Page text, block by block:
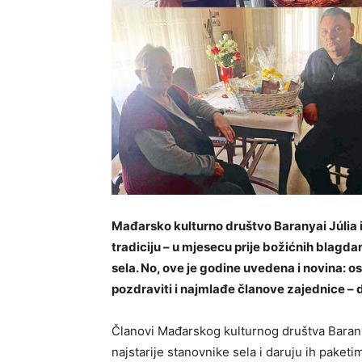
Mađarsko kulturno društvo Baranyai
tradiciju – u mjesecu prije božićnih
sela. No, ove je godine uvedena i novina:
pozdraviti i najmlađe članove zajednice –
Članovi Mađarskog kulturnog društva
najstarije stanovnike sela i daruju ih